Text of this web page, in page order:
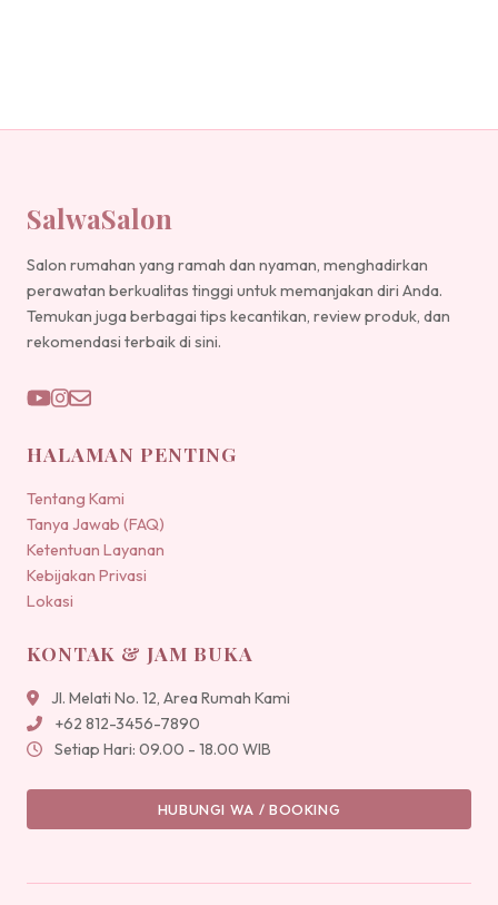
SalwaSalon
Salon rumahan yang ramah dan nyaman, menghadirkan
perawatan berkualitas tinggi untuk memanjakan diri Anda.
Temukan juga berbagai tips kecantikan, review produk, dan
rekomendasi terbaik di sini.
HALAMAN PENTING
Tentang Kami
Tanya Jawab (FAQ)
Ketentuan Layanan
Kebijakan Privasi
Lokasi
KONTAK & JAM BUKA
Jl. Melati No. 12, Area Rumah Kami
+62 812-3456-7890
Setiap Hari: 09.00 - 18.00 WIB
HUBUNGI WA / BOOKING